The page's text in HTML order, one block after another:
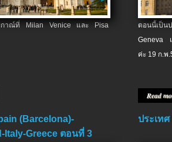
กาณ์ที่ Milan Venice และ Pisa
ตอนนี้เป็น
Geneva
ค่ะ 19 ก.พ
Read
(Barcelona)-
Italy-Greece ตอนที่ 3
ประเท